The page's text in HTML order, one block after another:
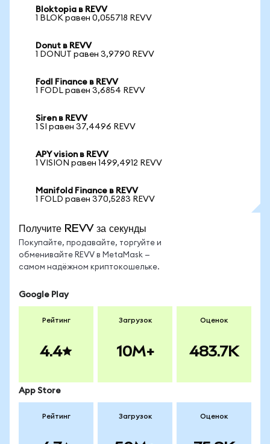
Bloktopia в REVV
1 BLOK равен 0,055718 REVV
Donut в REVV
1 DONUT равен 3,9790 REVV
Fodl Finance в REVV
1 FODL равен 3,6854 REVV
Siren в REVV
1 SI равен 37,4496 REVV
APY vision в REVV
1 VISION равен 1499,4912 REVV
Manifold Finance в REVV
1 FOLD равен 370,5283 REVV
Получите REVV за секунды
Покупайте, продавайте, торгуйте и
обменивайте REVV в MetaMask —
самом надёжном криптокошельке.
Google Play
Рейтинг
4.4
Загрузок
10M+
Оценок
483.7K
App Store
Рейтинг Загрузок Оценок